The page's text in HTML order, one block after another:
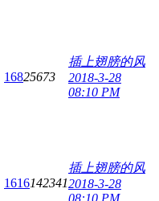
16825673
插上翅膀的风
2018-3-28
08:10 PM
1616142341
插上翅膀的风
2018-3-28
08:10 PM